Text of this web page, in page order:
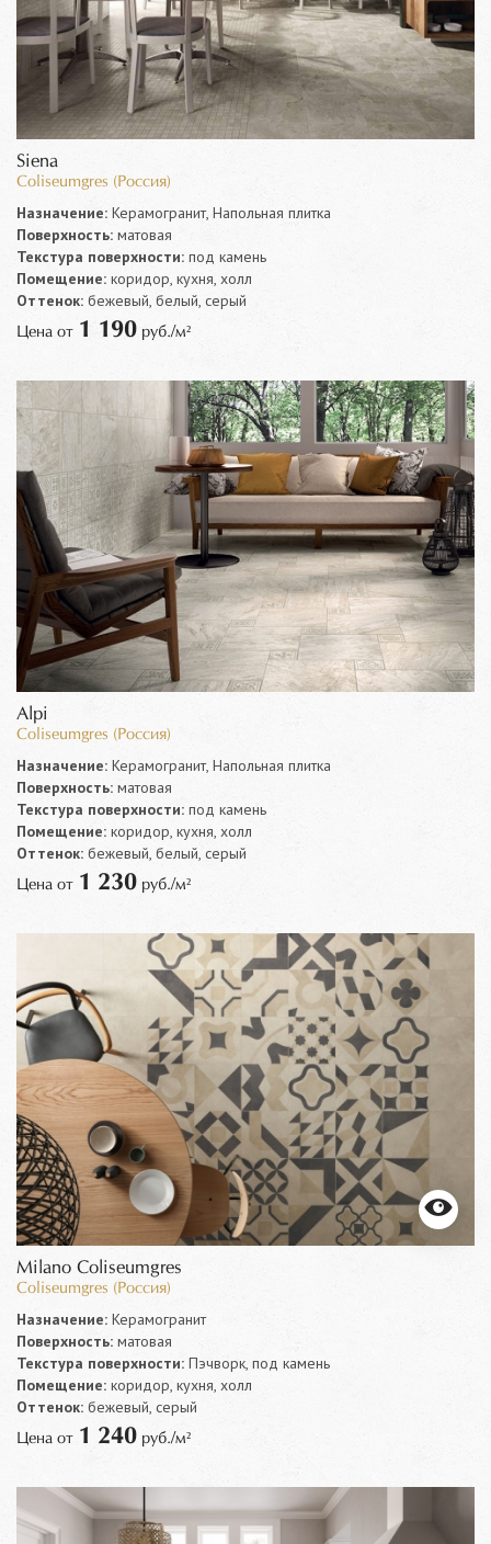
Siena
Coliseumgres (Россия)
Назначение: Керамогранит, Напольная плитка
Поверхность: матовая
Текстура поверхности: под камень
Помещение: коридор, кухня, холл
Оттенок: бежевый, белый, серый
Цена от 1 190 руб./м²
Alpi
Coliseumgres (Россия)
Назначение: Керамогранит, Напольная плитка
Поверхность: матовая
Текстура поверхности: под камень
Помещение: коридор, кухня, холл
Оттенок: бежевый, белый, серый
Цена от 1 230 руб./м²
Milano Coliseumgres
Coliseumgres (Россия)
Назначение: Керамогранит
Поверхность: матовая
Текстура поверхности: Пэчворк, под камень
Помещение: коридор, кухня, холл
Оттенок: бежевый, серый
Цена от 1 240 руб./м²